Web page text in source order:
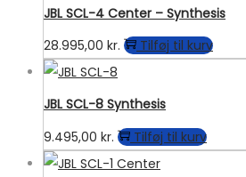
JBL SCL-4 Center – Synthesis
28.995,00 kr. Tilføj til kurv
JBL SCL-8 Synthesis
9.495,00 kr. Tilføj til kurv